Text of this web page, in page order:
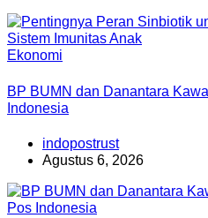
Ekonomi
BP BUMN dan Danantara
Indonesia
indopostrust
Agustus 6, 2026